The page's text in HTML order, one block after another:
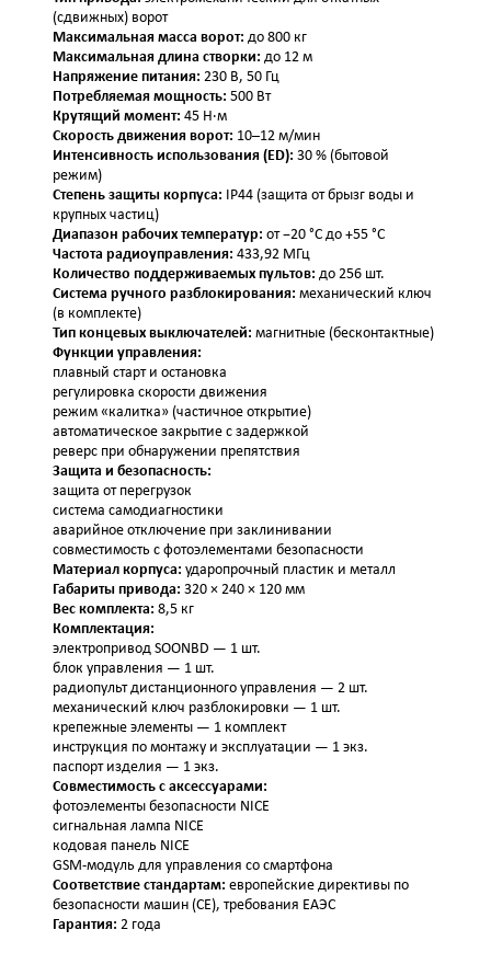
(сдвижных) ворот
Максимальная масса ворот: до 800 кг
Максимальная длина створки: до 12 м
Напряжение питания: 230 В, 50 Гц
Потребляемая мощность: 500 Вт
Крутящий момент: 45 Н·м
Скорость движения ворот: 10–12 м/мин
Интенсивность использования (ED): 30 % (бытовой
режим)
Степень защиты корпуса: IP44 (защита от брызг воды и
крупных частиц)
Диапазон рабочих температур: от −20 °C до +55 °C
Частота радиоуправления: 433,92 МГц
Количество поддерживаемых пультов: до 256 шт.
Система ручного разблокирования: механический ключ
(в комплекте)
Тип концевых выключателей: магнитные (бесконтактные)
Функции управления:
плавный старт и остановка
регулировка скорости движения
режим «калитка» (частичное открытие)
автоматическое закрытие с задержкой
реверс при обнаружении препятствия
Защита и безопасность:
защита от перегрузок
система самодиагностики
аварийное отключение при заклинивании
совместимость с фотоэлементами безопасности
Материал корпуса: ударопрочный пластик и металл
Габариты привода: 320 × 240 × 120 мм
Вес комплекта: 8,5 кг
Комплектация:
электропривод SOONBD — 1 шт.
блок управления — 1 шт.
радиопульт дистанционного управления — 2 шт.
механический ключ разблокировки — 1 шт.
крепежные элементы — 1 комплект
инструкция по монтажу и эксплуатации — 1 экз.
паспорт изделия — 1 экз.
Совместимость с аксессуарами:
фотоэлементы безопасности NICE
сигнальная лампа NICE
кодовая панель NICE
GSM‑модуль для управления со смартфона
Соответствие стандартам: европейские директивы по
безопасности машин (CE), требования ЕАЭС
Гарантия: 2 года